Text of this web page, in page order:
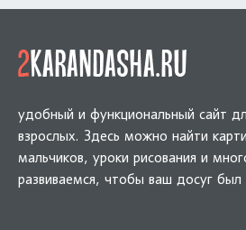
удобный и функциональный сайт
взрослых. Здесь можно найти
мальчиков, уроки рисования и
развиваемся, чтобы ваш досуг